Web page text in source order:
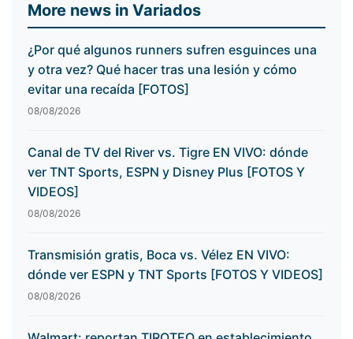
More news in Variados
¿Por qué algunos runners sufren esguinces una
y otra vez? Qué hacer tras una lesión y cómo
evitar una recaída [FOTOS]
08/08/2026
Canal de TV del River vs. Tigre EN VIVO: dónde
ver TNT Sports, ESPN y Disney Plus [FOTOS Y
VIDEOS]
08/08/2026
Transmisión gratis, Boca vs. Vélez EN VIVO:
dónde ver ESPN y TNT Sports [FOTOS Y VIDEOS]
08/08/2026